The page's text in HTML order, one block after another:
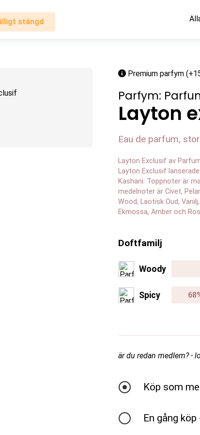
stängd
Premium parfym
Parfym:
Layton
Eau de parfum,
Layton Exclusif av
Layton Exclusif
Kashani. Toppnoter är
medelnoter är Civet,
Wood, Laotisk Oud,
Ekmossa, Amber och
Doftfamilj
Woody
Spicy
är du redan medlem? -
Köp som
En gång